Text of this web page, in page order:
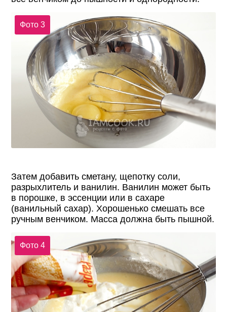
Фото 3
Затем добавить сметану, щепотку соли,
разрыхлитель и ванилин. Ванилин может быть
в порошке, в эссенции или в сахаре
(ванильный сахар). Хорошенько смешать все
ручным венчиком. Масса должна быть пышной.
Фото 4